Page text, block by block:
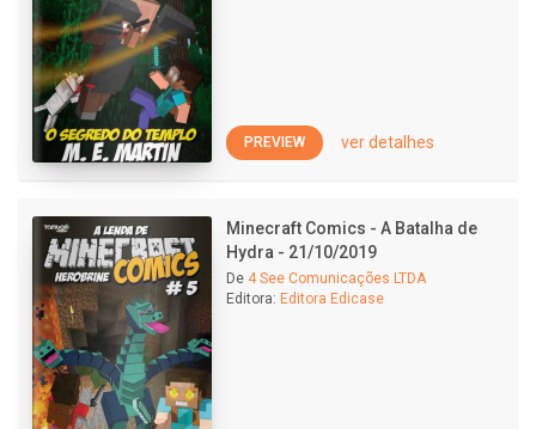
PREVIEW ver detalhes
Minecraft Comics - A Batalha de
Hydra - 21/10/2019
De 4 See Comunicações LTDA
Editora: Editora Edicase